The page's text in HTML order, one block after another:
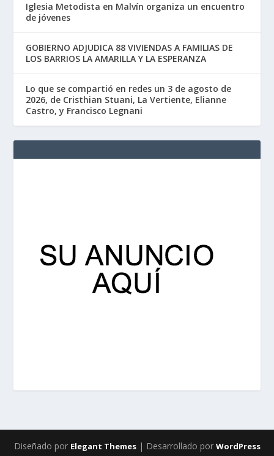
Iglesia Metodista en Malvín organiza un encuentro
de jóvenes
GOBIERNO ADJUDICA 88 VIVIENDAS A FAMILIAS DE
LOS BARRIOS LA AMARILLA Y LA ESPERANZA
Lo que se compartió en redes un 3 de agosto de
2026, de Cristhian Stuani, La Vertiente, Elianne
Castro, y Francisco Legnani
Diseñado por Elegant Themes| Desarrollado por WordPress